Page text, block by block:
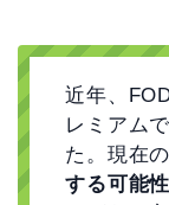
近年、
レミアム
た。現在
する可能性